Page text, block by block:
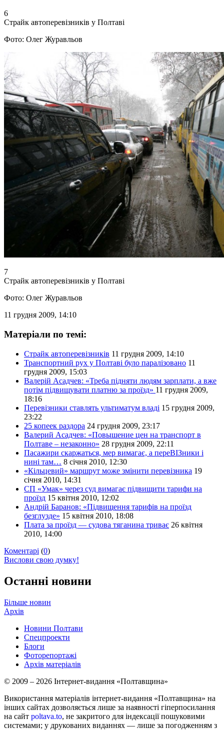
6
Страйк автоперевізників у Полтаві
Фото: Олег Журавльов
7
Страйк автоперевізників у Полтаві
Фото: Олег Журавльов
11 грудня 2009, 14:10
Матеріали по темі:
Страйк автоперевізників 11 грудня 2009, 14:10
Транспортний рух у Полтаві було паралізовано 11
грудня 2009, 15:03
Валерій Асадчев: «Треба підняти людям зарплати, а вже
потім підвищувати платню за проїзд» 11 грудня 2009,
18:16
Перевізники ставлять ультиматум владі 15 грудня 2009,
23:22
25 копеек раздора 24 грудня 2009, 23:17
Валерий Асадчев: «Повышение цен на транспорт в
Полтаве – незаконно» 28 грудня 2009, 22:11
Пасажири скаржаться, мер вимагає, а переВІЗники і
нині там… 8 січня 2010, 12:30
«Кільцевий» маршрут може змінити перевізника 19
січня 2010, 14:31
СП «Умак» через суд вимагає підвищити тарифи на
проїзд 15 квітня 2010, 12:02
Андрій Баранов: «Підвищення тарифів на проїзд
безглузде» 15 квітня 2010, 18:08
Плата за проїзд — судова тяганина триває 26 квітня
2010, 14:00
Коментарі (0)
Вислови свою думку!
Останні новини
Більше новин
Архів
Новини Полтави
Спецпроекти
Блоги
Фоторепортажі
Архів матеріалів
© 2009 – 2026 Інтернет-видання «Полтавщина»
Використання матеріалів інтернет-видання «Полтавщина» на
інших сайтах дозволяється лише за наявності гіперпосилання
на сайт poltava.to, не закритого для індексації пошуковими
системами; у друкованих виданнях — лише за погодженням з